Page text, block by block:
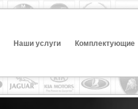
Наши услуги Комплектующие